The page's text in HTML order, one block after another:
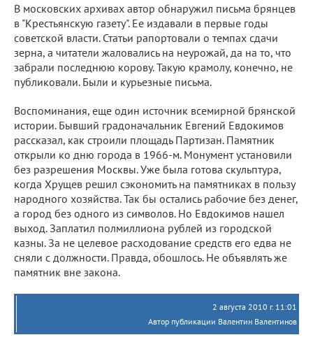
В московских архивах автор обнаружил письма брянцев
в "Крестьянскую газету". Ее издавали в первые годы
советской власти. Статьи рапортовали о темпах сдачи
зерна, а читатели жаловались на неурожай, да на то, что
забрали последнюю корову. Такую крамолу, конечно, не
публиковали. Были и курьезные письма.
Воспоминания, еще один источник всемирной брянской
истории. Бывший градоначальник Евгений Евдокимов
рассказал, как строили площадь Партизан. Памятник
открыли ко дню города в 1966-м. Монумент установили
без разрешения Москвы. Уже была готова скульптура,
когда Хрущев решил сэкономить на памятниках в пользу
народного хозяйства. Так бы остались рабочие без денег,
а город без одного из символов. Но Евдокимов нашел
выход. Заплатил полмиллиона рублей из городской
казны. За не целевое расходование средств его едва не
сняли с должности. Правда, обошлось. Не объявлять же
памятник вне закона.
2 августа 2010 г. 11:01
Автор публикации Валентин Валентинов